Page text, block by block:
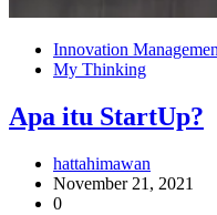
Innovation
My Thinking
Apa itu StartUp?
hattahimawan
November 21, 2021
0